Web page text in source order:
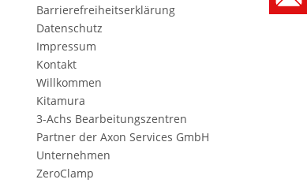
Barrierefreiheitserklärung
Datenschutz
Impressum
Kontakt
Willkommen
Kitamura
3-Achs Bearbeitungszentren
Partner der Axon Services GmbH
Unternehmen
ZeroClamp